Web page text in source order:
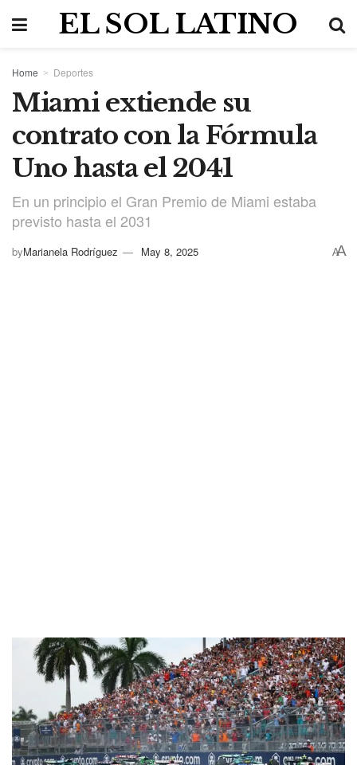
EL SOL LATINO
Home Deportes
Miami extiende su
contrato con la Fórmula
Uno hasta el 2041
En un principio el Gran Premio de Miami estaba
previsto hasta el 2031
byMarianela Rodríguez May 8, 2025 AA